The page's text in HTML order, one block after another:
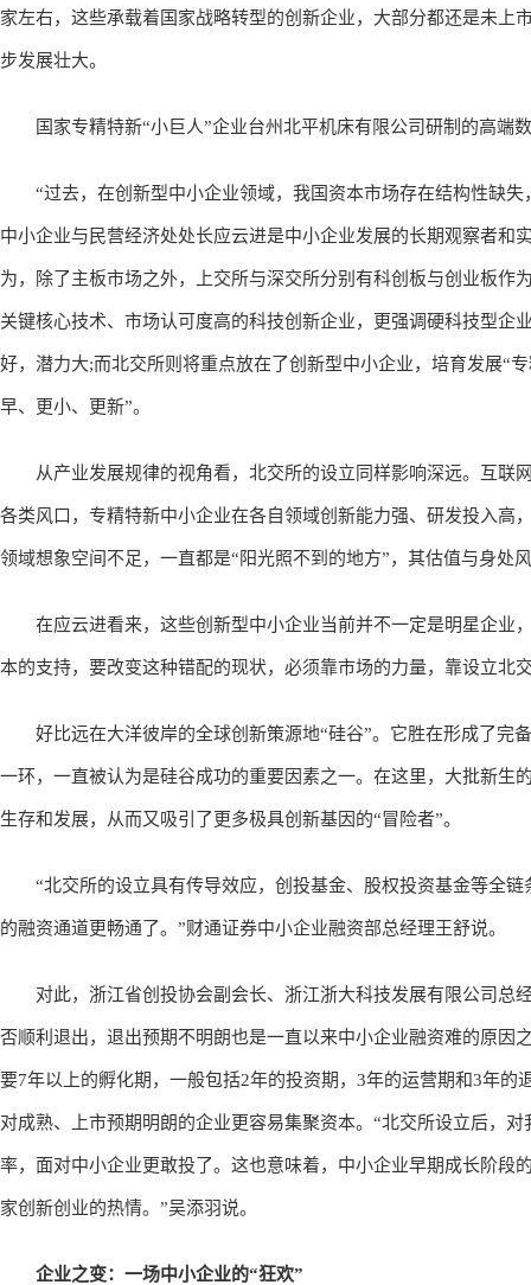
家左右，这些承载着国家战略转型的创新企业，大部分都还是未上
步发展壮大。
国家专精特新“小巨人”企业台州北平机床有限公司研制的高端
“过去，在创新型中小企业领域，我国资本市场存在结构性缺失
中小企业与民营经济处处长应云进是中小企业发展的长期观察者和
为，除了主板市场之外，上交所与深交所分别有科创板与创业板作
关键核心技术、市场认可度高的科技创新企业，更强调硬科技型企
好，潜力大;而北交所则将重点放在了创新型中小企业，培育发展“
早、更小、更新”。
从产业发展规律的视角看，北交所的设立同样影响深远。互联
各类风口，专精特新中小企业在各自领域创新能力强、研发投入高
领域想象空间不足，一直都是“阳光照不到的地方”，其估值与身处
在应云进看来，这些创新型中小企业当前并不一定是明星企业
本的支持，要改变这种错配的现状，必须靠市场的力量，靠设立北
好比远在大洋彼岸的全球创新策源地“硅谷”。它胜在形成了完
一环，一直被认为是硅谷成功的重要因素之一。在这里，大批新生
生存和发展，从而又吸引了更多极具创新基因的“冒险者”。
“北交所的设立具有传导效应，创投基金、股权投资基金等全链
的融资通道更畅通了。”财通证券中小企业融资部总经理王舒说。
对此，浙江省创投协会副会长、浙江浙大科技发展有限公司总
否顺利退出，退出预期不明朗也是一直以来中小企业融资难的原因
要7年以上的孵化期，一般包括2年的投资期，3年的运营期和3年
对成熟、上市预期明朗的企业更容易集聚资本。“北交所设立后，
率，面对中小企业更敢投了。这也意味着，中小企业早期成长阶段
家创新创业的热情。”吴添羽说。
企业之变：一场中小企业的“狂欢”